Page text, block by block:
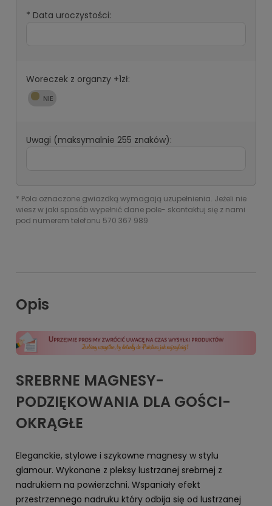
* Data uroczystości:
Woreczek z organzy +1zł:
Uwagi (maksymalnie 255 znaków):
* Pola oznaczone gwiazdką wymagają uzupełnienia. Jeżeli nie
wiesz w jaki sposób wypełnić dane pole- skontaktuj się z nami
pod numerem telefonu 570 367 989
Opis
SREBRNE MAGNESY-
PODZIĘKOWANIA DLA GOŚCI-
OKRĄGŁE
Eleganckie, stylowe i szykowne magnesy w stylu
glamour. Wykonane z pleksy lustrzanej srebrnej z
nadrukiem na powierzchni. Wspaniały efekt
przestrzennego nadruku który odbija się od lustrzanej